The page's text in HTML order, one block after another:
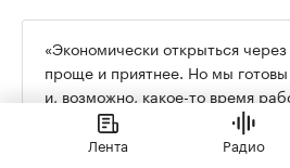
«Экономически открыться
проще и приятнее. Но мы
и, возможно, какое-то время
рассматриваем это как
говорит Андрей Яковлев из
Лента Радио